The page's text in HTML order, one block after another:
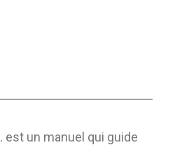
est un manuel qui guide